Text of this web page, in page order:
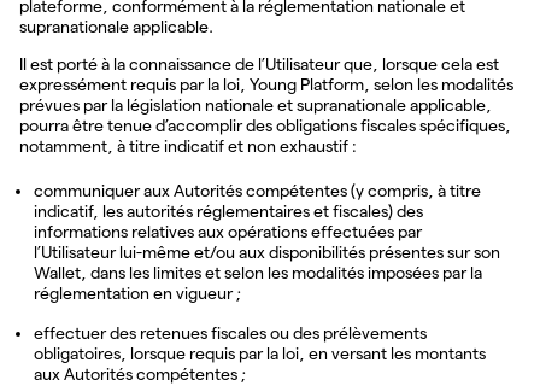
plateforme, conformément à la réglementation nationale et
supranationale applicable.
Il est porté à la connaissance de l’Utilisateur que, lorsque cela est
expressément requis par la loi, Young Platform, selon les modalités
prévues par la législation nationale et supranationale applicable,
pourra être tenue d’accomplir des obligations fiscales spécifiques,
notamment, à titre indicatif et non exhaustif :
communiquer aux Autorités compétentes (y compris, à titre
indicatif, les autorités réglementaires et fiscales) des
informations relatives aux opérations effectuées par
l’Utilisateur lui-même et/ou aux disponibilités présentes sur son
Wallet, dans les limites et selon les modalités imposées par la
réglementation en vigueur ;
effectuer des retenues fiscales ou des prélèvements
obligatoires, lorsque requis par la loi, en versant les montants
aux Autorités compétentes ;